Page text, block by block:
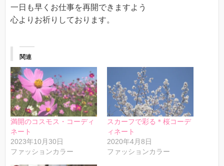
一日も早くお仕事を再開できますよう
心よりお祈りしております。
関連
満開のコスモス・コーディ
ネート
2023年10月30日
ファッションカラー
スカーフで彩る＊桜コーデ
ィネート
2020年4月8日
ファッションカラー